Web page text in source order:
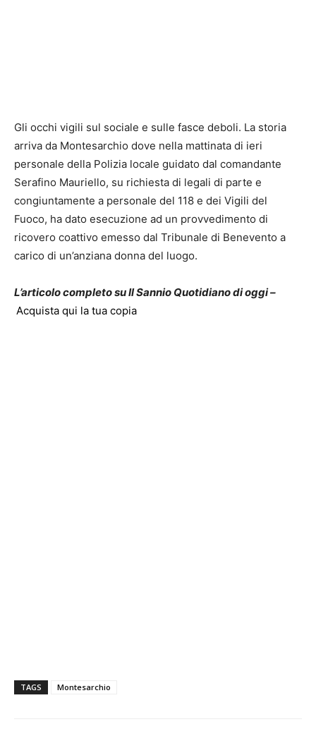
Gli occhi vigili sul sociale e sulle fasce deboli. La storia
arriva da Montesarchio dove nella mattinata di ieri
personale della Polizia locale guidato dal comandante
Serafino Mauriello, su richiesta di legali di parte e
congiuntamente a personale del 118 e dei Vigili del
Fuoco, ha dato esecuzione ad un provvedimento di
ricovero coattivo emesso dal Tribunale di Benevento a
carico di un’anziana donna del luogo.
L’articolo completo su Il Sannio Quotidiano di oggi –
Acquista qui la tua copia
TAGS Montesarchio